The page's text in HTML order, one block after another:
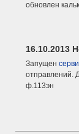
обновлен
16.10.2013
Запущен
отправлений.
ф.113эн